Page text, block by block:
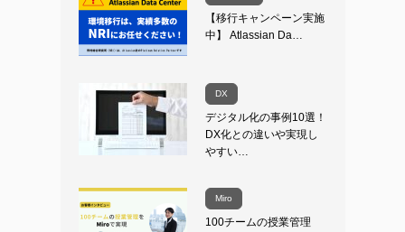
【移行キャンペーン実施
中】 Atlassian Da…
DX
デジタル化の事例10選！
DX化との違いや実現し
やすい…
Miro
100チームの授業管理